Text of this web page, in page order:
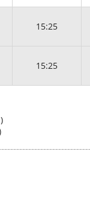
15:25
15:25